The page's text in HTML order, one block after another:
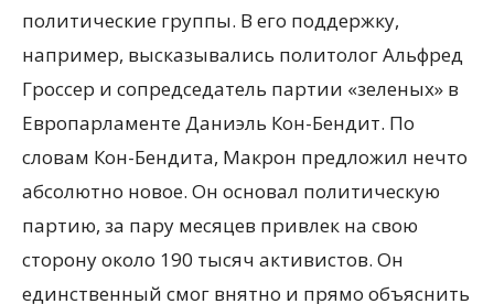
политические группы. В его поддержку,
например, высказывались политолог Альфред
Гроссер и сопредседатель партии «зеленых» в
Европарламенте Даниэль Кон-Бендит. По
словам Кон-Бендита, Макрон предложил нечто
абсолютно новое. Он основал политическую
партию, за пару месяцев привлек на свою
сторону около 190 тысяч активистов. Он
единственный смог внятно и прямо объяснить